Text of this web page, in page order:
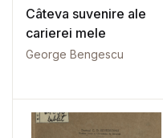
Câteva suvenire ale
carierei mele
George Bengescu